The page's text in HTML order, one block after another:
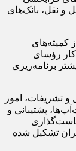
و نقل، بانک‌های
کمیته‌های
رؤسای
برنامه‌ریزی
و تشریفات، امور
پشتیبانی و
تشکیل شده